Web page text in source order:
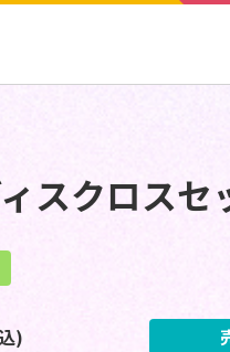
スクロス
)